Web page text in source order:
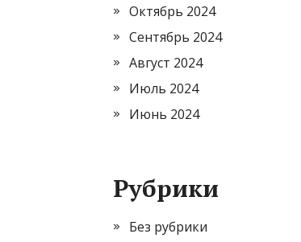
Октябрь 2024
Сентябрь 2024
Август 2024
Июль 2024
Июнь 2024
Рубрики
Без рубрики